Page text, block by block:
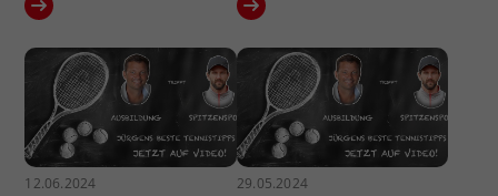
12.06.2024 29.05.2024